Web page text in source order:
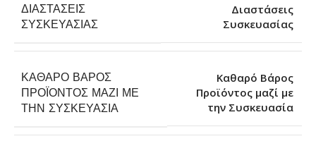
ΔΙΑΣΤΆΣΕΙΣ
ΣΥΣΚΕΥΑΣΊΑΣ
Διαστάσεις
Συσκευασίας
ΚΑΘΑΡΌ ΒΆΡΟΣ
ΠΡΟΪΌΝΤΟΣ ΜΑΖΊ ΜΕ
ΤΗΝ ΣΥΣΚΕΥΑΣΊΑ
Καθαρό Βάρος
Προϊόντος μαζί με
την Συσκευασία